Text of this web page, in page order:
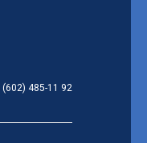
(602) 485-11 92